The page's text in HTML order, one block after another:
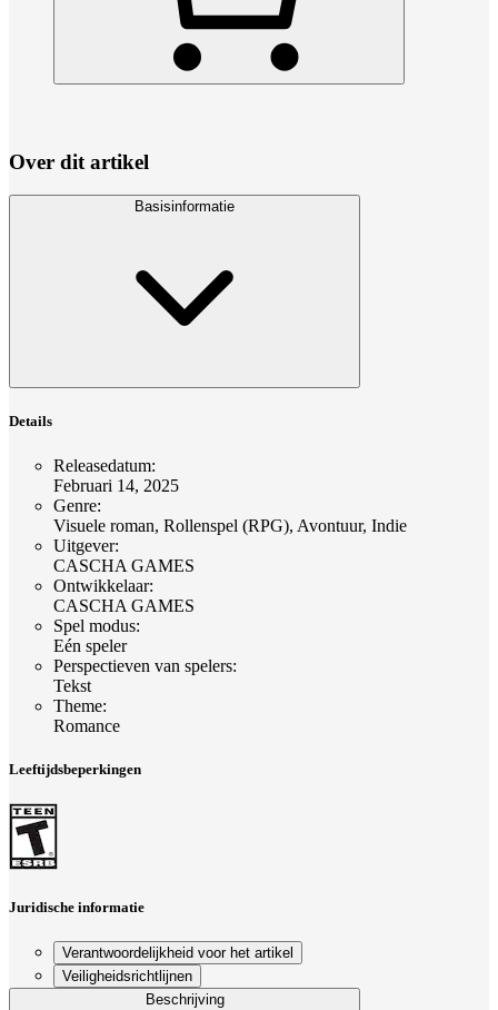
Over dit artikel
Basisinformatie
Details
Releasedatum:
Februari 14, 2025
Genre:
Visuele roman, Rollenspel (RPG), Avontuur, Indie
Uitgever:
CASCHA GAMES
Ontwikkelaar:
CASCHA GAMES
Spel modus:
Eén speler
Perspectieven van spelers:
Tekst
Theme:
Romance
Leeftijdsbeperkingen
Juridische informatie
Verantwoordelijkheid voor het artikel
Veiligheidsrichtlijnen
Beschrijving